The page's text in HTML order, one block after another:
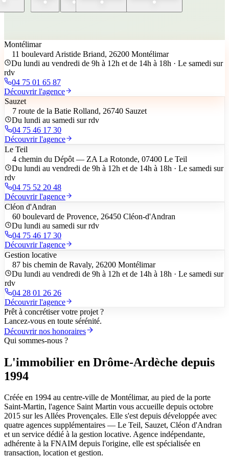
Montélimar
11 boulevard Aristide Briand, 26200 Montélimar
Du lundi au vendredi de 9h à 12h et de 14h à 18h · Le samedi sur
rdv
04 75 01 65 87
Découvrir l'agence
Sauzet
7 route de la Batie Rolland, 26740 Sauzet
Du lundi au samedi sur rdv
04 75 46 17 30
Découvrir l'agence
Le Teil
4 chemin du Dépôt — ZA La Rotonde, 07400 Le Teil
Du lundi au vendredi de 9h à 12h et de 14h à 18h · Le samedi sur
rdv
04 75 52 20 48
Découvrir l'agence
Cléon d'Andran
60 boulevard de Provence, 26450 Cléon-d'Andran
Du lundi au samedi sur rdv
04 75 46 17 30
Découvrir l'agence
Gestion locative
87 bis chemin de Ravaly, 26200 Montélimar
Du lundi au vendredi de 9h à 12h et de 14h à 18h · Le samedi sur
rdv
04 28 01 26 26
Découvrir l'agence
Prêt à concrétiser votre projet ?
Lancez-vous en toute sérénité.
Découvrir nos honoraires
Qui sommes-nous ?
L'immobilier en Drôme-Ardèche depuis
1994
Créée en 1994 au centre-ville de Montélimar, au pied de la porte
Saint-Martin, l'agence Saint Martin vous accueille depuis octobre
2015 sur les Allées Provençales. Elle s'est depuis développée avec
quatre agences supplémentaires — Le Teil, Sauzet, Cléon d'Andran
et un service dédié à la gestion locative. Agence indépendante,
adhérente à la FNAIM depuis l'origine, elle est spécialisée en
transaction, location et gestion.